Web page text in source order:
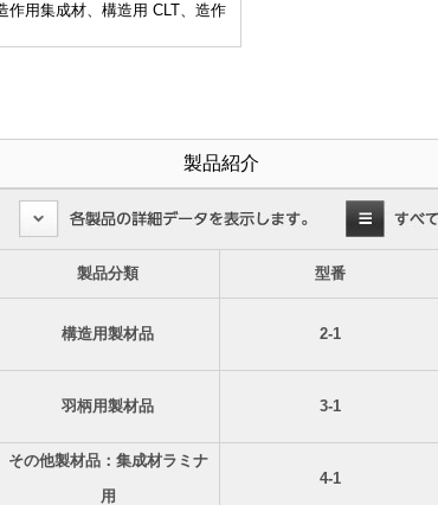
作用集成材、構造用 CLT、造作
製品紹介
製品分類 型番
構造用製材品 2-1
羽柄用製材品 3-1
その他製材品：集成材ラミナ
用
4-1